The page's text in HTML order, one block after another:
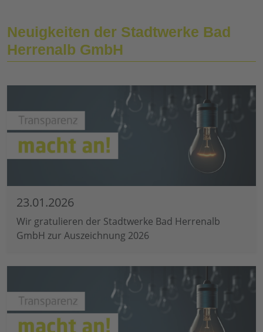
Neuigkeiten der Stadtwerke Bad
Herrenalb GmbH
23.01.2026
Wir gratulieren der Stadtwerke Bad Herrenalb
GmbH zur Auszeichnung 2026